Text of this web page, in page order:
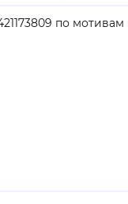
по
который